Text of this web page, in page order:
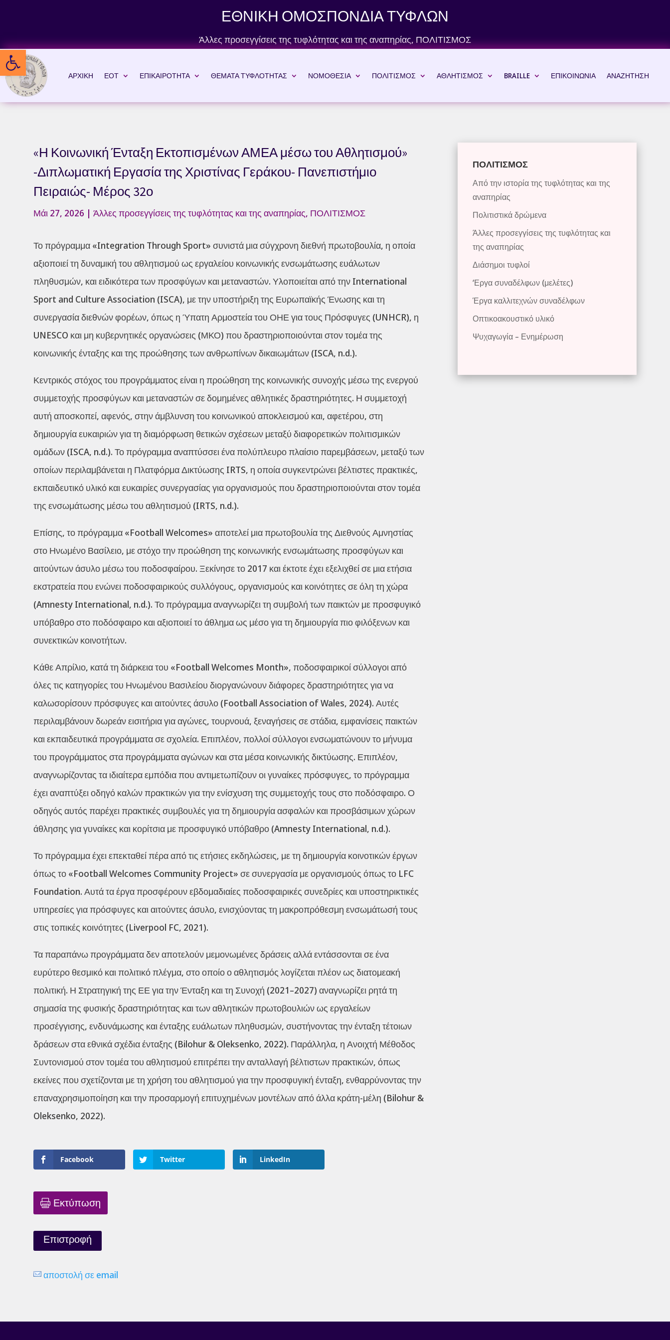
Ανοίξτε τη γραμμή εργαλείων
ΕΘΝΙΚΗ ΟΜΟΣΠΟΝΔΙΑ ΤΥΦΛΩΝ
Άλλες προσεγγίσεις της τυφλότητας και της αναπηρίας, ΠΟΛΙΤΙΣΜΟΣ
ΑΡΧΙΚΗ ΕΟΤ ΕΠΙΚΑΙΡΟΤΗΤΑ ΘΕΜΑΤΑ ΤΥΦΛΟΤΗΤΑΣ ΝΟΜΟΘΕΣΙΑ ΠΟΛΙΤΙΣΜΟΣ ΑΘΛΗΤΙΣΜΟΣ BRAILLE ΕΠΙΚΟΙΝΩΝΙΑ ΑΝΑΖΗΤΗΣΗ
«Η Κοινωνική Ένταξη Εκτοπισμένων ΑΜΕΑ μέσω του Αθλητισμού»
-Διπλωματική Εργασία της Χριστίνας Γεράκου- Πανεπιστήμιο
Πειραιώς- Μέρος 32ο
Μάι 27, 2026 |Άλλες προσεγγίσεις της τυφλότητας και της αναπηρίας, ΠΟΛΙΤΙΣΜΟΣ
Το πρόγραμμα «Integration Through Sport» συνιστά μια σύγχρονη διεθνή πρωτοβουλία, η οποία
αξιοποιεί τη δυναμική του αθλητισμού ως εργαλείου κοινωνικής ενσωμάτωσης ευάλωτων
πληθυσμών, και ειδικότερα των προσφύγων και μεταναστών. Υλοποιείται από την International
Sport and Culture Association (ISCA), με την υποστήριξη της Ευρωπαϊκής Ένωσης και τη
συνεργασία διεθνών φορέων, όπως η Ύπατη Αρμοστεία του ΟΗΕ για τους Πρόσφυγες (UNHCR), η
UNESCO και μη κυβερνητικές οργανώσεις (ΜΚΟ) που δραστηριοποιούνται στον τομέα της
κοινωνικής ένταξης και της προώθησης των ανθρωπίνων δικαιωμάτων (ISCA, n.d.).
Κεντρικός στόχος του προγράμματος είναι η προώθηση της κοινωνικής συνοχής μέσω της ενεργού
συμμετοχής προσφύγων και μεταναστών σε δομημένες αθλητικές δραστηριότητες. Η συμμετοχή
αυτή αποσκοπεί, αφενός, στην άμβλυνση του κοινωνικού αποκλεισμού και, αφετέρου, στη
δημιουργία ευκαιριών για τη διαμόρφωση θετικών σχέσεων μεταξύ διαφορετικών πολιτισμικών
ομάδων (ISCA, n.d.). Το πρόγραμμα αναπτύσσει ένα πολύπλευρο πλαίσιο παρεμβάσεων, μεταξύ των
οποίων περιλαμβάνεται η Πλατφόρμα Δικτύωσης IRTS, η οποία συγκεντρώνει βέλτιστες πρακτικές,
εκπαιδευτικό υλικό και ευκαιρίες συνεργασίας για οργανισμούς που δραστηριοποιούνται στον τομέα
της ενσωμάτωσης μέσω του αθλητισμού (IRTS, n.d.).
Επίσης, το πρόγραμμα «Football Welcomes» αποτελεί μια πρωτοβουλία της Διεθνούς Αμνηστίας
στο Ηνωμένο Βασίλειο, με στόχο την προώθηση της κοινωνικής ενσωμάτωσης προσφύγων και
αιτούντων άσυλο μέσω του ποδοσφαίρου. Ξεκίνησε το 2017 και έκτοτε έχει εξελιχθεί σε μια ετήσια
εκστρατεία που ενώνει ποδοσφαιρικούς συλλόγους, οργανισμούς και κοινότητες σε όλη τη χώρα
(Amnesty International, n.d.). Το πρόγραμμα αναγνωρίζει τη συμβολή των παικτών με προσφυγικό
υπόβαθρο στο ποδόσφαιρο και αξιοποιεί το άθλημα ως μέσο για τη δημιουργία πιο φιλόξενων και
συνεκτικών κοινοτήτων.
Κάθε Απρίλιο, κατά τη διάρκεια του «Football Welcomes Month», ποδοσφαιρικοί σύλλογοι από
όλες τις κατηγορίες του Ηνωμένου Βασιλείου διοργανώνουν διάφορες δραστηριότητες για να
καλωσορίσουν πρόσφυγες και αιτούντες άσυλο (Football Association of Wales, 2024). Αυτές
περιλαμβάνουν δωρεάν εισιτήρια για αγώνες, τουρνουά, ξεναγήσεις σε στάδια, εμφανίσεις παικτών
και εκπαιδευτικά προγράμματα σε σχολεία. Επιπλέον, πολλοί σύλλογοι ενσωματώνουν το μήνυμα
του προγράμματος στα προγράμματα αγώνων και στα μέσα κοινωνικής δικτύωσης. Επιπλέον,
αναγνωρίζοντας τα ιδιαίτερα εμπόδια που αντιμετωπίζουν οι γυναίκες πρόσφυγες, το πρόγραμμα
έχει αναπτύξει οδηγό καλών πρακτικών για την ενίσχυση της συμμετοχής τους στο ποδόσφαιρο. Ο
οδηγός αυτός παρέχει πρακτικές συμβουλές για τη δημιουργία ασφαλών και προσβάσιμων χώρων
άθλησης για γυναίκες και κορίτσια με προσφυγικό υπόβαθρο (Amnesty International, n.d.).
Το πρόγραμμα έχει επεκταθεί πέρα από τις ετήσιες εκδηλώσεις, με τη δημιουργία κοινοτικών έργων
όπως το «Football Welcomes Community Project» σε συνεργασία με οργανισμούς όπως το LFC
Foundation. Αυτά τα έργα προσφέρουν εβδομαδιαίες ποδοσφαιρικές συνεδρίες και υποστηρικτικές
υπηρεσίες για πρόσφυγες και αιτούντες άσυλο, ενισχύοντας τη μακροπρόθεσμη ενσωμάτωσή τους
στις τοπικές κοινότητες (Liverpool FC, 2021).
Τα παραπάνω προγράμματα δεν αποτελούν μεμονωμένες δράσεις αλλά εντάσσονται σε ένα
ευρύτερο θεσμικό και πολιτικό πλέγμα, στο οποίο ο αθλητισμός λογίζεται πλέον ως διατομεακή
πολιτική. Η Στρατηγική της ΕΕ για την Ένταξη και τη Συνοχή (2021–2027) αναγνωρίζει ρητά τη
σημασία της φυσικής δραστηριότητας και των αθλητικών πρωτοβουλιών ως εργαλείων
προσέγγισης, ενδυνάμωσης και ένταξης ευάλωτων πληθυσμών, συστήνοντας την ένταξη τέτοιων
δράσεων στα εθνικά σχέδια ένταξης (Bilohur & Oleksenko, 2022). Παράλληλα, η Ανοιχτή Μέθοδος
Συντονισμού στον τομέα του αθλητισμού επιτρέπει την ανταλλαγή βέλτιστων πρακτικών, όπως
εκείνες που σχετίζονται με τη χρήση του αθλητισμού για την προσφυγική ένταξη, ενθαρρύνοντας την
επαναχρησιμοποίηση και την προσαρμογή επιτυχημένων μοντέλων από άλλα κράτη-μέλη (Bilohur &
Oleksenko, 2022).
Facebook Twitter LinkedIn
Εκτύπωση
Επιστροφή
αποστολή σε email
ΠΟΛΙΤΙΣΜΟΣ
Από την ιστορία της τυφλότητας και της
αναπηρίας
Πολιτιστικά δρώμενα
Άλλες προσεγγίσεις της τυφλότητας και
της αναπηρίας
Διάσημοι τυφλοί
‘Εργα συναδέλφων (μελέτες)
Έργα καλλιτεχνών συναδέλφων
Οπτικοακουστικό υλικό
Ψυχαγωγία – Ενημέρωση